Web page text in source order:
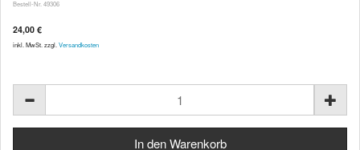
Bestell-Nr. 49306
24,00 €
inkl. MwSt. zzgl. Versandkosten